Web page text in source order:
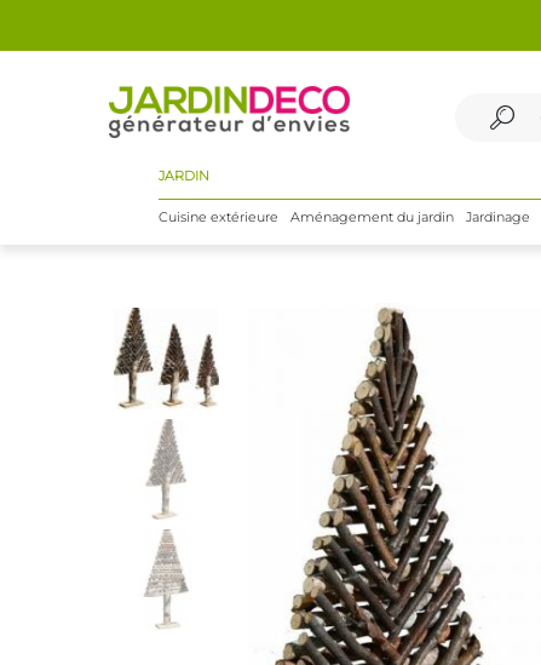
JARDIN
Cuisine extérieure Aménagement du jardin Jardinage